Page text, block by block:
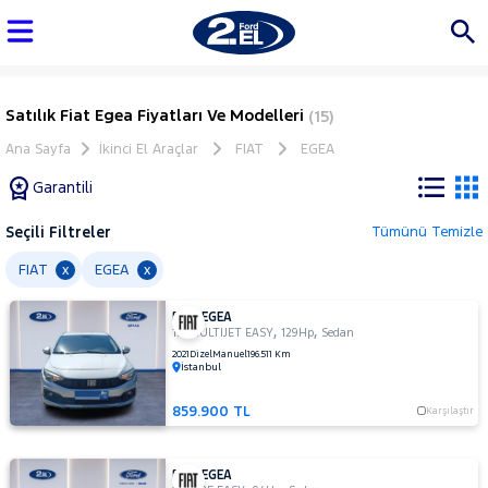
Satılık Fiat Egea Fiyatları Ve Modelleri (15)
Ana Sayfa İkinci El Araçlar FIAT EGEA
Garantili
Tüm
Araçlar
AUDI
BMC
BMW
BYD
Seçili Filtreler Tümünü Temizle
FIAT x EGEA x
FIAT EGEA
1.6 MULTIJET EASY,129Hp, Sedan
2021 DizelManuel196.511 Km
İstanbul
859.900 TL Karşılaştır
FIAT EGEA